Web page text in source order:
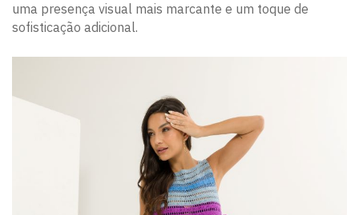
uma presença visual mais marcante e um toque de
sofisticação adicional.